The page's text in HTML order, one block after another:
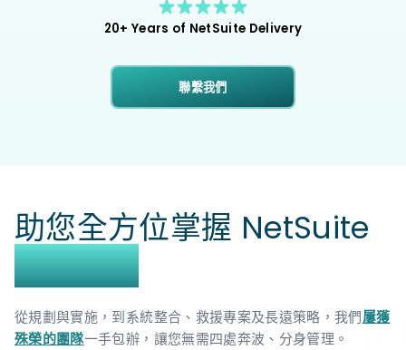
20+ Years of NetSuite Delivery
聯繫我們
助您全方位掌握 NetSuite
成功之道
從規劃與實施，到系統整合、救援專案及長遠策略，我們屢獲
殊榮的團隊一手包辦，讓您無需四處奔波、分身管理。